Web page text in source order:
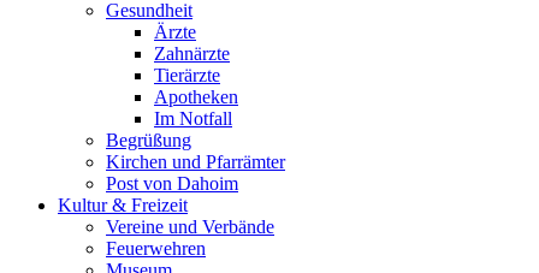
Gesundheit
Ärzte
Zahnärzte
Tierärzte
Apotheken
Im Notfall
Begrüßung
Kirchen und Pfarrämter
Post von Dahoim
Kultur & Freizeit
Vereine und Verbände
Feuerwehren